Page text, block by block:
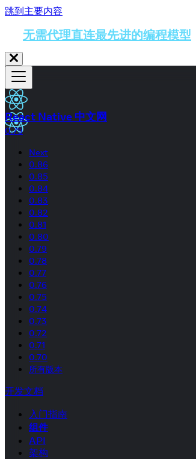
跳到主要内容
无需代理直连最先进的编程模型
React Native 中文网
0.75
Next
0.86
0.85
0.84
0.83
0.82
0.81
0.80
0.79
0.78
0.77
0.76
0.75
0.74
0.73
0.72
0.71
0.70
所有版本
开发文档
入门指南
组件
API
架构